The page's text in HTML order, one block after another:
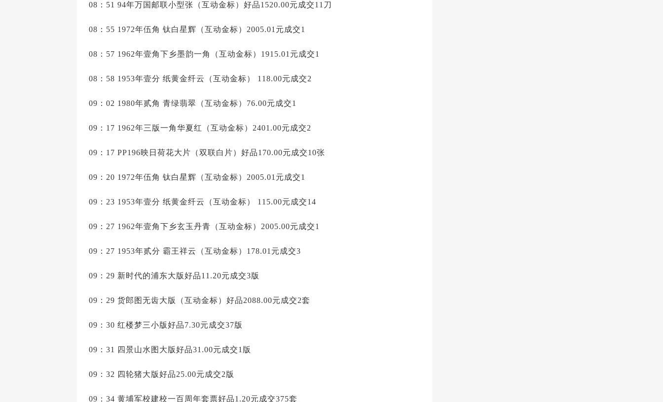
08：51 94年万国邮联小型张（互动金标）好品1520.00元成交11刀
08：55 1972年伍角 钛白星辉（互动金标）2005.01元成交1
08：57 1962年壹角下乡墨韵一角（互动金标）1915.01元成交1
08：58 1953年壹分 纸黄金纤云（互动金标） 118.00元成交2
09：02 1980年贰角 青绿翡翠（互动金标）76.00元成交1
09：17 1962年三版一角华夏红（互动金标）2401.00元成交2
09：17 PP196映日荷花大片（双联白片）好品170.00元成交10张
09：20 1972年伍角 钛白星辉（互动金标）2005.01元成交1
09：23 1953年壹分 纸黄金纤云（互动金标） 115.00元成交14
09：27 1962年壹角下乡玄玉丹青（互动金标）2005.00元成交1
09：27 1953年贰分 霸王祥云（互动金标）178.01元成交3
09：29 新时代的浦东大版好品11.20元成交3版
09：29 货郎图无齿大版（互动金标）好品2088.00元成交2套
09：30 红楼梦三小版好品7.30元成交37版
09：31 四景山水图大版好品31.00元成交1版
09：32 四轮猪大版好品25.00元成交2版
09：34 黄埔军校建校一百周年套票好品1.20元成交375套